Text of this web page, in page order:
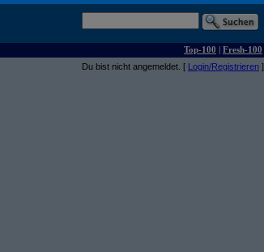
Top-100 | Fresh-100
Du bist nicht angemeldet. [ Login/Registrieren ]